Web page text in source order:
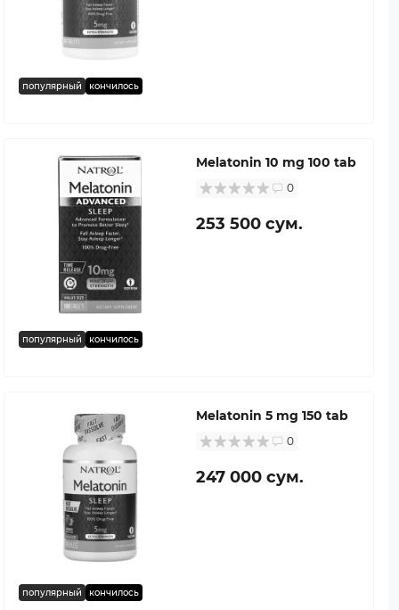
популярный кончилось
популярный кончилось
Melatonin 10 mg 100 tab
0
253 500 сум.
популярный кончилось
Melatonin 5 mg 150 tab
0
247 000 сум.